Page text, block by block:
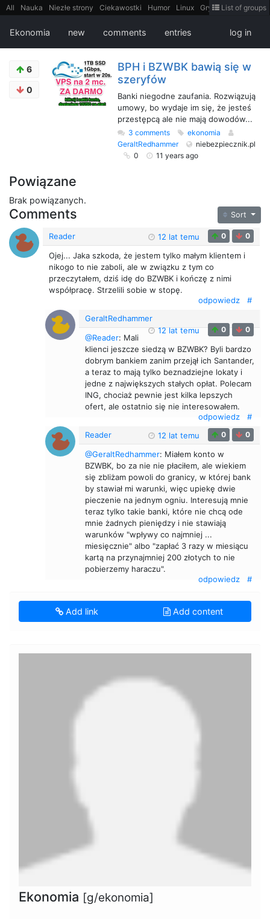
All Nauka Niezłe strony Ciekawostki Humor Linux Gry
Teh
Bezpieczeństwo
Książki Sugestie FotoHistoria
Truelolcontent
FilmyDokumentalne
gify
Cytaty Mapy Film Android itt Tradycyjne gry
List of groups
Ekonomia new comments entries log in
6
0
BPH i BZWBK bawią się w
szeryfów
Banki niegodne zaufania. Rozwiązują
umowy, bo wydaje im się, że jesteś
przestępcą ale nie mają dowodów...
3 comments
ekonomia
GeraltRedhammer
niebezpiecznik.pl
0
11 years ago
Powiązane
Brak powiązanych.
Comments Sort
Reader 12 lat temu 0 0
Ojej... Jaka szkoda, że jestem tylko małym klientem i
nikogo to nie zaboli, ale w związku z tym co
przeczytałem, dziś idę do BZWBK i kończę z nimi
współpracę. Strzelili sobie w stopę.
odpowiedz
#
GeraltRedhammer
12 lat temu
0 0
@Reader: Mali
klienci jeszcze siedzą w BZWBK? Byli bardzo
dobrym bankiem zanim przejął ich Santander,
a teraz to mają tylko beznadziejne lokaty i
jedne z największych stałych opłat. Polecam
ING, chociaż pewnie jest kilka lepszych
ofert, ale ostatnio się nie interesowałem.
odpowiedz
#
Reader
12 lat temu 0 0
@GeraltRedhammer: Miałem konto w
BZWBK, bo za nie nie płaciłem, ale wiekiem
się zbliżam powoli do granicy, w której bank
by stawiał mi warunki, więc upiekę dwie
pieczenie na jednym ogniu. Interesują mnie
teraz tylko takie banki, które nie chcą ode
mnie żadnych pieniędzy i nie stawiają
warunków "wpływy co najmniej ...
miesięcznie" albo "zapłać 3 razy w miesiącu
kartą na przynajmniej 200 złotych to nie
pobierzemy haraczu".
odpowiedz
#
Add link Add content
Ekonomia [g/ekonomia]